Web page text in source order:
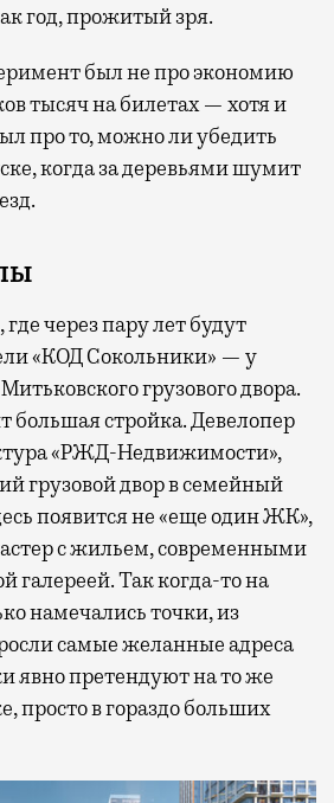
год, прожитый зря.
был не про экономию
тысяч на билетах — хотя и
про то, можно ли убедить
когда за деревьями шумит
через пару лет будут
«КОД Сокольники» — у
грузового двора.
большая стройка. Девелопер
«РЖД-Недвижимости»,
грузовой двор в семейный
появится не «еще один ЖК»,
с жильем, современными
галереей. Так когда-то на
намечались точки, из
самые желанные адреса
явно претендуют на то же
просто в гораздо больших